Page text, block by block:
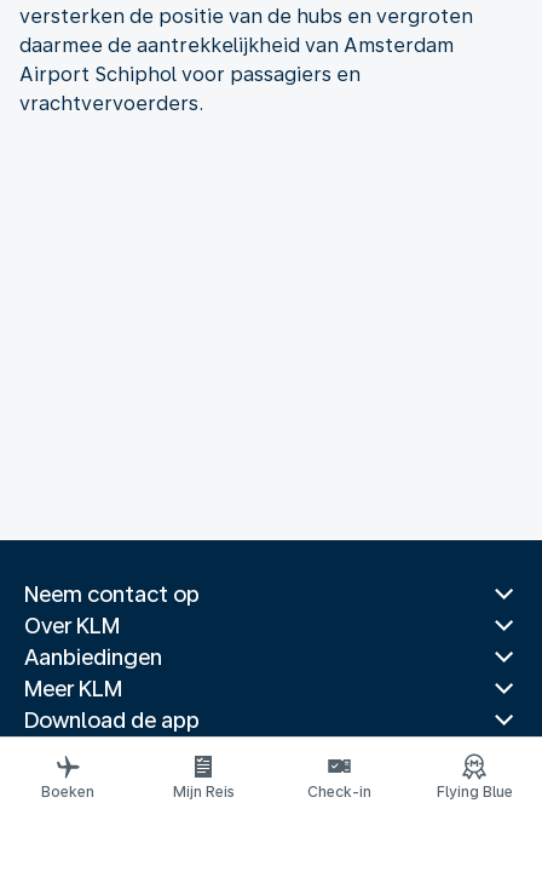
versterken de positie van de hubs en vergroten
daarmee de aantrekkelijkheid van Amsterdam
Airport Schiphol voor passagiers en
vrachtvervoerders.
Neem contact op
Over KLM
Aanbiedingen
Meer KLM
Download de app
Gerelateerde websites
Reisgidsen
Boeken Mijn Reis Check-in Flying Blue